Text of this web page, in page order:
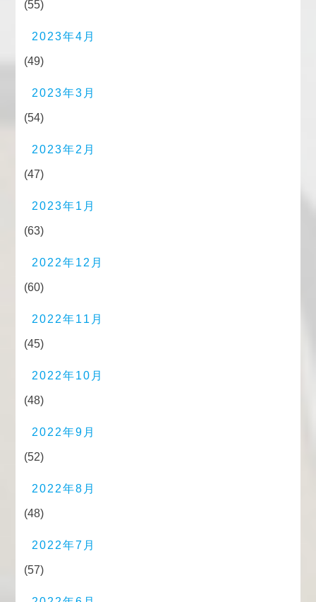
(55)
2023年4月
(49)
2023年3月
(54)
2023年2月
(47)
2023年1月
(63)
2022年12月
(60)
2022年11月
(45)
2022年10月
(48)
2022年9月
(52)
2022年8月
(48)
2022年7月
(57)